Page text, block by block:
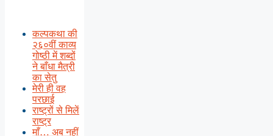
कल्पकथा की
२६०वीं काव्य
गोष्ठी में शब्दों
ने बाँधा मैत्री
का सेतु
मेरी ही वह
परछाई
राष्ट्रों से मिलें
राष्ट्र
माँ… अब नहीं